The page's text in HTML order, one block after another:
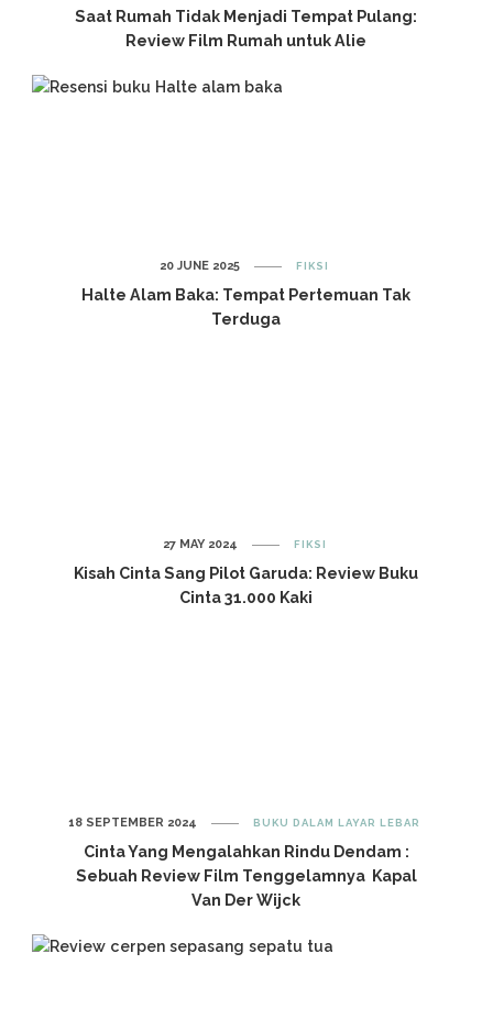
Saat Rumah Tidak Menjadi Tempat Pulang:
Review Film Rumah untuk Alie
FIKSI
Halte Alam Baka: Tempat Pertemuan Tak
Terduga
20 JUNE 2025
FIKSI
Kisah Cinta Sang Pilot Garuda: Review Buku
Cinta 31.000 Kaki
27 MAY 2024
BUKU DALAM LAYAR LEBAR
Cinta Yang Mengalahkan Rindu Dendam :
Sebuah Review Film Tenggelamnya Kapal
Van Der Wijck
18 SEPTEMBER 2024